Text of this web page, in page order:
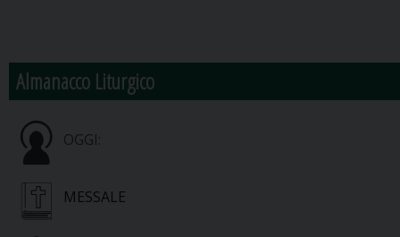
Almanacco Liturgico
OGGI:
MESSALE